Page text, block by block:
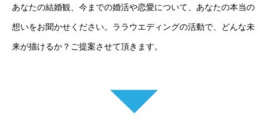
あなたの結婚観、今までの婚活や恋愛について、あなたの本当の
想いをお聞かせください。ララウエディングの活動で、どんな未
来が描けるか？ご提案させて頂きます。